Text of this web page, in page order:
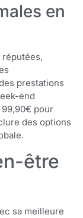
en
réputées,
prestations
end
99,90€ pour
des options
être
sa meilleure